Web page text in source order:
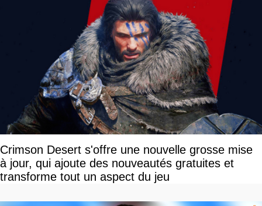
Crimson Desert s'offre une nouvelle grosse mise
à jour, qui ajoute des nouveautés gratuites et
transforme tout un aspect du jeu